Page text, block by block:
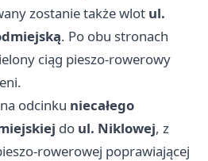
zostanie także wlot ul.
. Po obu stronach
ciąg pieszo-rowerowy
odcinku niecałego
do ul. Niklowej, z
rowerowej poprawiającej